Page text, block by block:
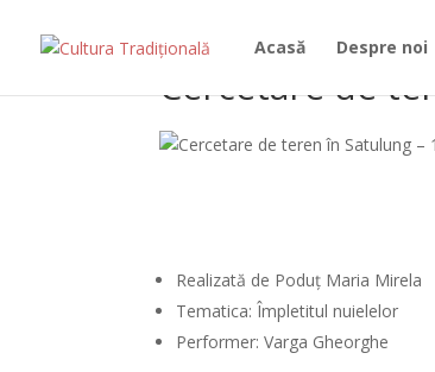
Acasă Despre noi
Cercetare de
Realizată de Poduț Maria Mirela
Tematica: Împletitul nuielelor
Performer: Varga Gheorghe